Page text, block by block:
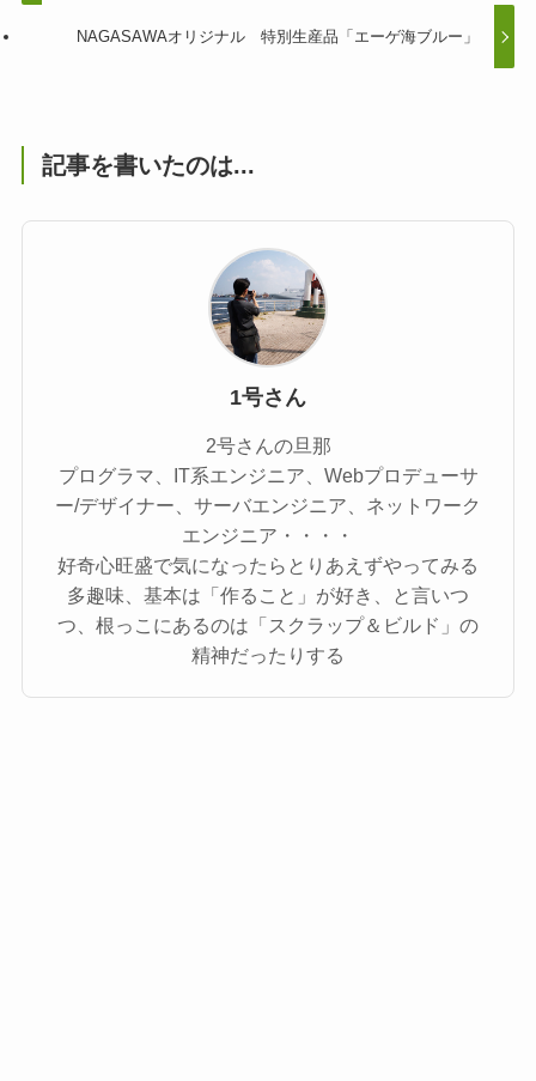
NAGASAWAオリジナル 特別生産品「エーゲ海ブルー」
記事を書いたのは...
1号さん
2号さんの旦那
プログラマ、IT系エンジニア、Webプロデューサ
ー/デザイナー、サーバエンジニア、ネットワーク
エンジニア・・・・
好奇心旺盛で気になったらとりあえずやってみる
多趣味、基本は「作ること」が好き、と言いつ
つ、根っこにあるのは「スクラップ＆ビルド」の
精神だったりする